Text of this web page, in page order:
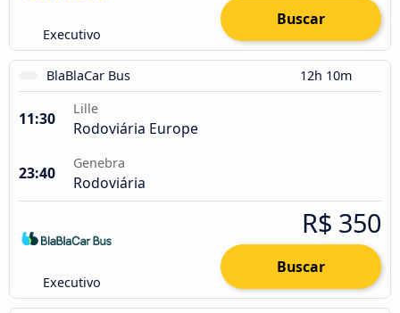
Executivo
Buscar
BlaBlaCar Bus 12h 10m
11:30
Lille
Rodoviária Europe
23:40
Genebra
Rodoviária
Executivo
R$ 350
Buscar